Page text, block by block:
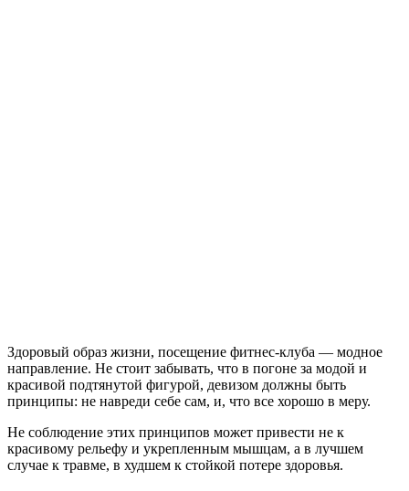
Здоровый образ жизни, посещение фитнес-клуба — модное
направление. Не стоит забывать, что в погоне за модой и
красивой подтянутой фигурой, девизом должны быть
принципы: не навреди себе сам, и, что все хорошо в меру.
Не соблюдение этих принципов может привести не к
красивому рельефу и укрепленным мышцам, а в лучшем
случае к травме, в худшем к стойкой потере здоровья.